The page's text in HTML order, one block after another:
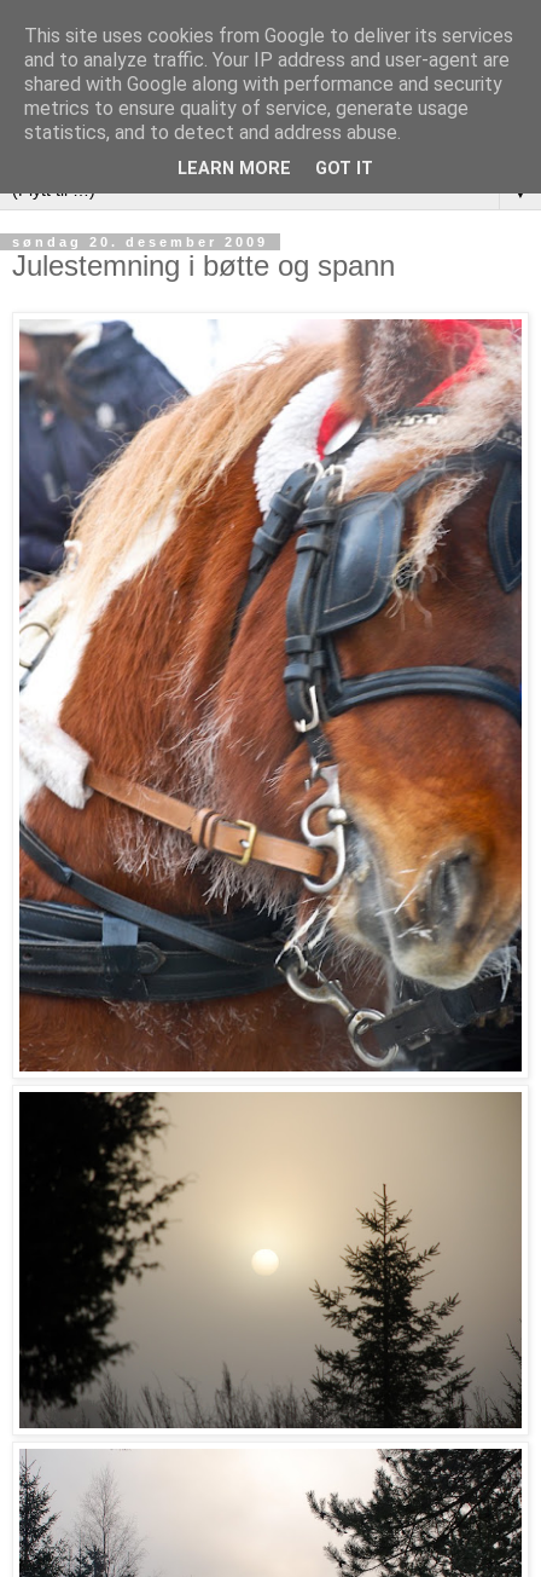
▼
søndag 20. desember 2009
Julestemning i bøtte og spann
This site uses cookies from Google to deliver its services
and to analyze traffic. Your IP address and user-agent are
shared with Google along with performance and security
metrics to ensure quality of service, generate usage
statistics, and to detect and address abuse.
LEARN MORE GOT IT